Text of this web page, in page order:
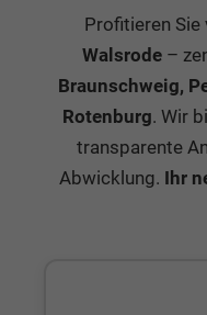
Profitieren Sie
Walsrode–
Braunschweig,
Rotenburg. Wir
transparente
Abwicklung. Ihr